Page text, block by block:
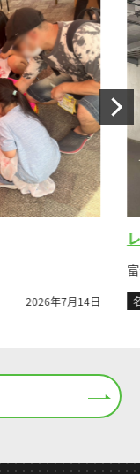
2026年7月14日
富
名